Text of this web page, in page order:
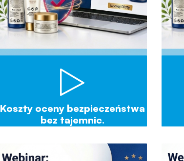
Koszty oceny bezpieczeństwa
bez tajemnic.